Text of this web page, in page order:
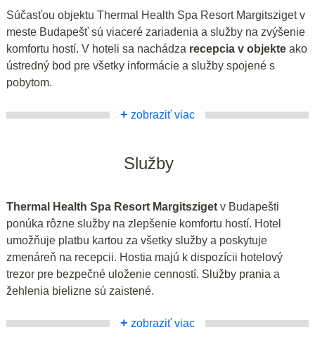
Súčasťou objektu Thermal Health Spa Resort Margitsziget v
meste Budapešť sú viaceré zariadenia a služby na zvýšenie
komfortu hostí. V hoteli sa nachádza recepcia v objekte ako
ústredný bod pre všetky informácie a služby spojené s
pobytom.
+ zobraziť viac
Služby
Thermal Health Spa Resort Margitsziget v Budapešti
ponúka rôzne služby na zlepšenie komfortu hostí. Hotel
umožňuje platbu kartou za všetky služby a poskytuje
zmenáreň na recepcii. Hostia majú k dispozícii hotelový
trezor pre bezpečné uloženie cenností. Služby prania a
žehlenia bielizne sú zaistené.
+ zobraziť viac